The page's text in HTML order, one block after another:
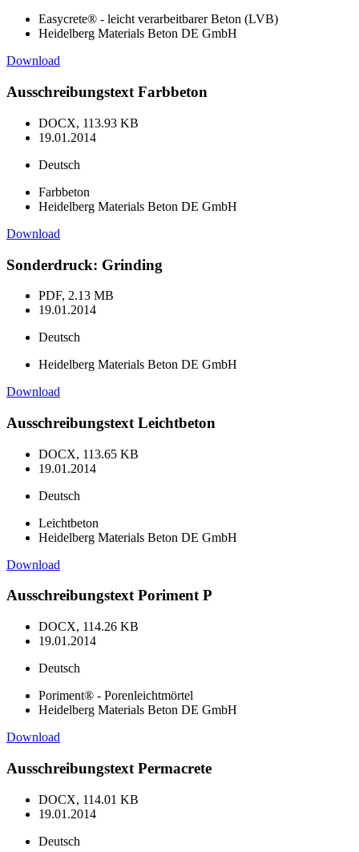
Easycrete® - leicht verarbeitbarer Beton (LVB)
Heidelberg Materials Beton DE GmbH
Download
Ausschreibungstext Farbbeton
DOCX, 113.93 KB
19.01.2014
Deutsch
Farbbeton
Heidelberg Materials Beton DE GmbH
Download
Sonderdruck: Grinding
PDF, 2.13 MB
19.01.2014
Deutsch
Heidelberg Materials Beton DE GmbH
Download
Ausschreibungstext Leichtbeton
DOCX, 113.65 KB
19.01.2014
Deutsch
Leichtbeton
Heidelberg Materials Beton DE GmbH
Download
Ausschreibungstext Poriment P
DOCX, 114.26 KB
19.01.2014
Deutsch
Poriment® - Porenleichtmörtel
Heidelberg Materials Beton DE GmbH
Download
Ausschreibungstext Permacrete
DOCX, 114.01 KB
19.01.2014
Deutsch